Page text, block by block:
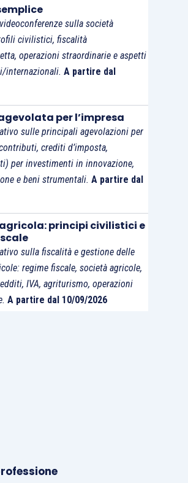
Sede
WEB
10.00 –
13.00
18/10/2023
sulla società
civilistici, fiscalità
operazioni straordinarie e aspetti
internazionali. A partire dal
per l’impresa
sulle principali agevolazioni per
crediti d’imposta,
per investimenti in innovazione,
e beni strumentali. A partire dal
principi civilistici e
sulla fiscalità e gestione delle
regime fiscale, società agricole,
IVA, agriturismo, operazioni
A partire dal 10/09/2026